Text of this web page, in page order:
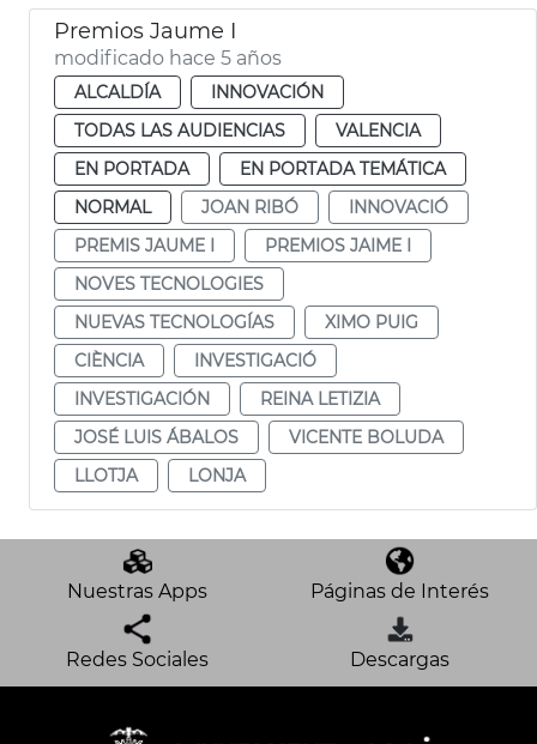
Premios Jaume I
modificado hace 5 años
ALCALDÍA
INNOVACIÓN
TODAS LAS AUDIENCIAS
VALENCIA
EN PORTADA
EN PORTADA TEMÁTICA
NORMAL
JOAN RIBÓ
INNOVACIÓ
PREMIS JAUME I
PREMIOS JAIME I
NOVES TECNOLOGIES
NUEVAS TECNOLOGÍAS
XIMO PUIG
CIÈNCIA
INVESTIGACIÓ
INVESTIGACIÓN
REINA LETIZIA
JOSÉ LUIS ÁBALOS
VICENTE BOLUDA
LLOTJA
LONJA
Nuestras Apps Páginas de Interés
Redes Sociales Descargas